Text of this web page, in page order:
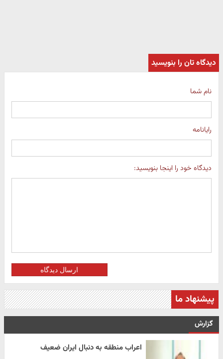
دیدگاه تان را بنویسید
نام شما
رایانامه
دیدگاه خود را اینجا بنویسید:
ارسال دیدگاه
پیشنهاد ما
گزارش
اعراب منطقه به دنبال ایران ضعیف